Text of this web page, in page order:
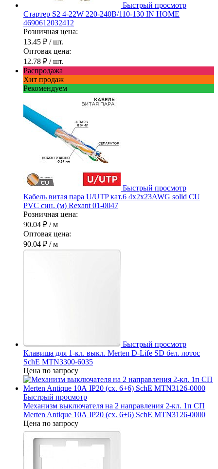
Быстрый просмотр
Стартер S2 4-22W 220-240В/110-130 IN HOME
4690612032412
Розничная цена:
13.45 ₽ / шт.
Оптовая цена:
12.78 ₽ / шт.
Распродажа
Хит продаж
Рекомендуем
Быстрый просмотр
Кабель витая пара U/UTP кат.6 4х2х23AWG solid CU
PVC син. (м) Rexant 01-0047
Розничная цена:
90.04 ₽ / м
Оптовая цена:
90.04 ₽ / м
Быстрый просмотр
Клавиша для 1-кл. выкл. Merten D-Life SD бел. лотос
SchE MTN3300-6035
Цена по запросу
Быстрый просмотр
Механизм выключателя на 2 направления 2-кл. 1п СП
Merten Antique 10А IP20 (сх. 6+6) SchE MTN3126-0000
Цена по запросу